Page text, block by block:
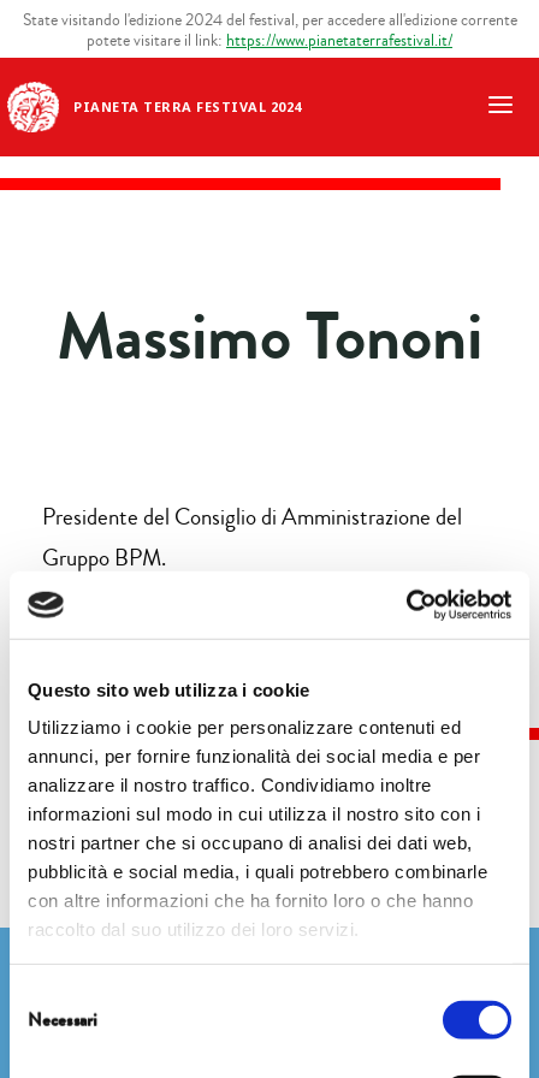
Questo sito web utilizza i cookie
Utilizziamo i cookie per personalizzare contenuti ed
annunci, per fornire funzionalità dei social media e per
analizzare il nostro traffico. Condividiamo inoltre
informazioni sul modo in cui utilizza il nostro sito con i
nostri partner che si occupano di analisi dei dati web,
pubblicità e social media, i quali potrebbero combinarle
con altre informazioni che ha fornito loro o che hanno
raccolto dal suo utilizzo dei loro servizi.
delNecessari
PIANETA TERRA FESTIVAL 2024
State visitando l'edizione 2024 del festival, per accedere all'edizione corrente
potete visitare il link: https://www.pianetaterrafestival.it/
Massimo Tononi
Presidente del Consiglio di Amministrazione del
Gruppo BPM.
Eventi